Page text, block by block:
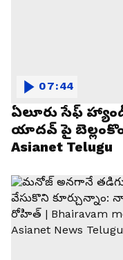
ఏలూరు సేఫ్
యాదవ్ పై
Asianet Telugu
07:44